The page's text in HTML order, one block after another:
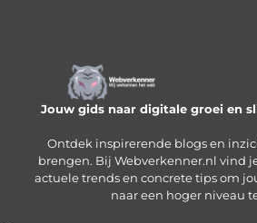
Jouw gids naar digitale groei en
Ontdek inspirerende blogs en
brengen. Bij Webverkenner.nl vind
actuele trends en concrete tips om
naar een hoger niveau